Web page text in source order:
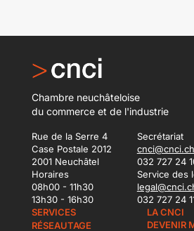
Chambre neuchâteloise
du commerce et de l'industrie
Rue de la Serre 4
Case Postale 2012
2001 Neuchâtel
Secrétariat
cnci@cnci.ch
032 727 24
Horaires
08h00 - 11h30
13h30 - 16h30
Service des
032 727 24
SERVICES
RÉSEAUTAGE
LA CNCI
DEVENIR